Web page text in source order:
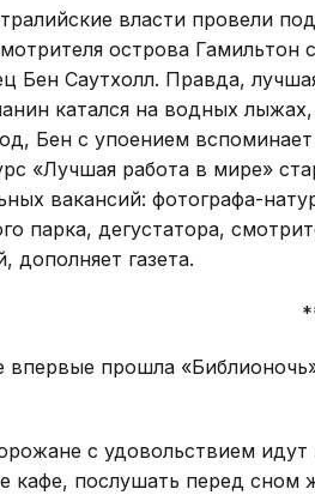
власти провели
острова Гамильтон
Бен Саутхолл. Правда,
катался на водных
Бен с упоением
«Лучшая работа в мире»
вакансий: фотографа-
парка, дегустатора,
дополняет газета.
впервые прошла
с удовольствием
кафе, послушать перед